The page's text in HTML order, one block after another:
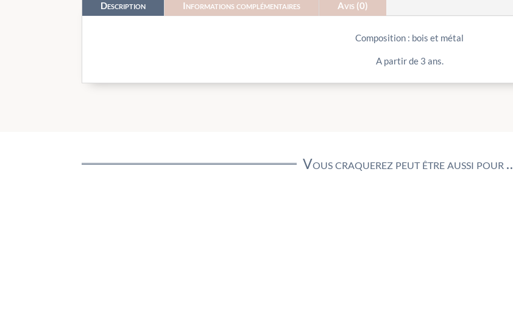
Description Informations complémentaires Avis (0)
Composition : bois et métal
A partir de 3 ans.
Vous craquerez peut être aussi pour